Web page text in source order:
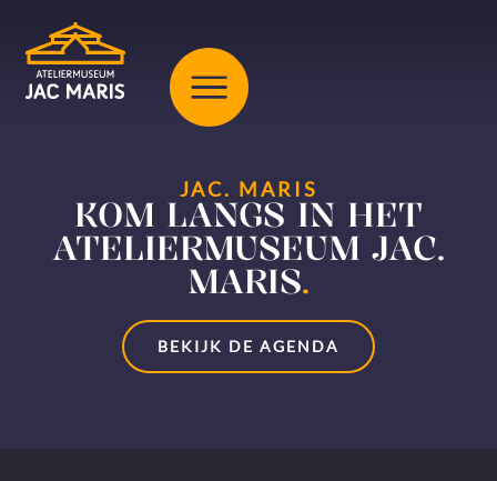
JAC. MARIS
KOM LANGS IN HET
ATELIERMUSEUM JAC.
MARIS.
BEKIJK DE AGENDA